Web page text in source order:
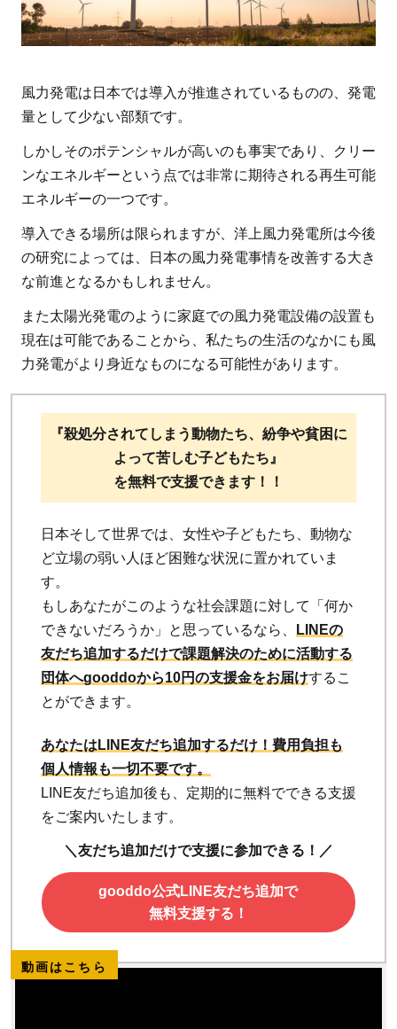
風力発電は日本では導入が推進されているものの、発電
量として少ない部類です。
しかしそのポテンシャルが高いのも事実であり、クリー
ンなエネルギーという点では非常に期待される再生可能
エネルギーの一つです。
導入できる場所は限られますが、洋上風力発電所は今後
の研究によっては、日本の風力発電事情を改善する大き
な前進となるかもしれません。
また太陽光発電のように家庭での風力発電設備の設置も
現在は可能であることから、私たちの生活のなかにも風
力発電がより身近なものになる可能性があります。
『殺処分されてしまう動物たち、紛争や貧困に
よって苦しむ子どもたち』
を無料で支援できます！！
日本そして世界では、女性や子どもたち、動物な
ど立場の弱い人ほど困難な状況に置かれていま
す。
もしあなたがこのような社会課題に対して「何か
できないだろうか」と思っているなら、
LINEの
友だち追加するだけで課題解決のために活動する
団体へgooddoから10円の支援金をお届けするこ
とができます。
あなたはLINE友だち追加するだけ！費用負担も
個人情報も一切不要です。
LINE友だち追加後も、定期的に無料でできる支援
をご案内いたします。
＼友だち追加だけで支援に参加できる！／
gooddo公式LINE友だち追加で
無料支援する！
動画はこちら